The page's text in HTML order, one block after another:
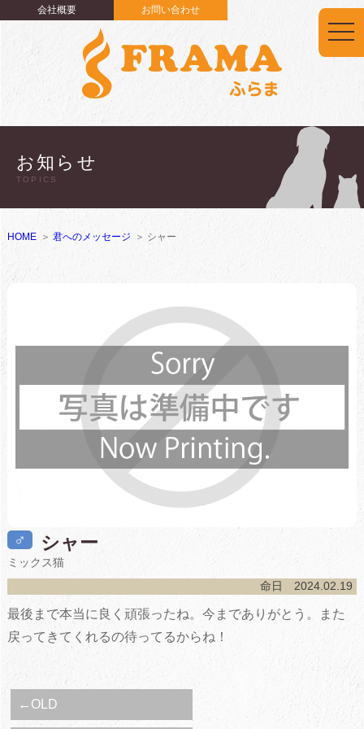
会社概要 お問い合わせ
お知らせ
TOPICS
HOME 君へのメッセージ シャー
♂ シャー
ミックス猫
命日 2024.02.19
最後まで本当に良く頑張ったね。今までありがとう。また
戻ってきてくれるの待ってるからね！
←OLD